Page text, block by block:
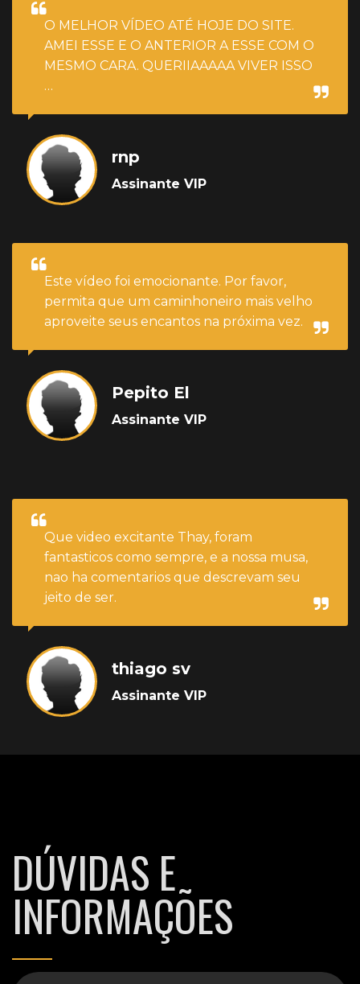
O MELHOR VÍDEO ATÉ HOJE DO SITE.
AMEI ESSE E O ANTERIOR A ESSE COM O
MESMO CARA. QUERIIAAAAA VIVER ISSO
…
rnp
Assinante VIP
Este vídeo foi emocionante. Por favor,
permita que um caminhoneiro mais velho
aproveite seus encantos na próxima vez.
Pepito El
Assinante VIP
Que video excitante Thay, foram
fantasticos como sempre, e a nossa musa,
nao ha comentarios que descrevam seu
jeito de ser.
thiago sv
Assinante VIP
DÚVIDAS E
INFORMAÇÕES